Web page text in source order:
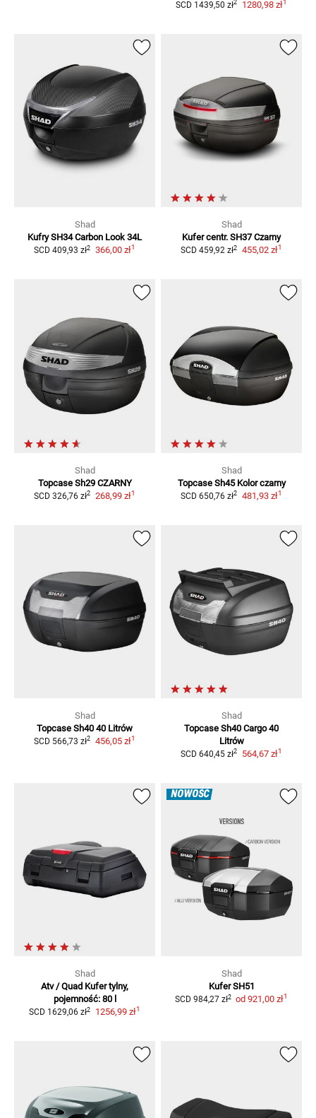
SCD 1439,50 zł2 1280,98 zł1
Shad
Kufry SH34 Carbon Look 34L
SCD 409,93 zł2 366,00 zł1
Shad
Kufer centr. SH37 Czarny
SCD 459,92 zł2 455,02 zł1
Shad
Topcase Sh29 CZARNY
SCD 326,76 zł2 268,99 zł1
Shad
Topcase Sh45 Kolor czarny
SCD 650,76 zł2 481,93 zł1
Shad
Topcase Sh40 40 Litrów
SCD 566,73 zł2 456,05 zł1
Shad
Topcase Sh40 Cargo 40
Litrów
SCD 640,45 zł2 564,67 zł1
Shad
Atv / Quad Kufer tylny,
pojemność: 80 l
SCD 1629,06 zł2 1256,99 zł1
NOWOŚĆ
Shad
Kufer SH51
SCD 984,27 zł2 od 921,00 zł1